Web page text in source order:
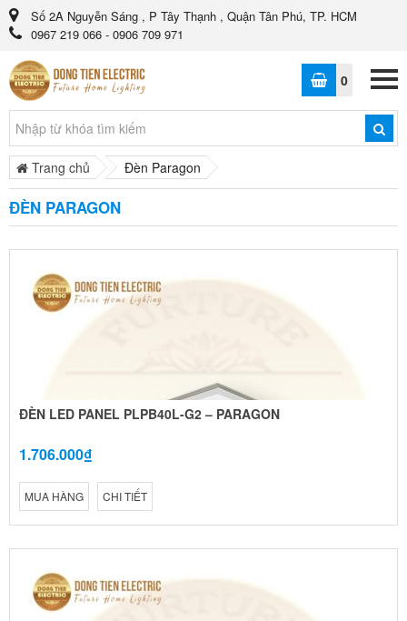
Số 2A Nguyễn Sáng , P Tây Thạnh , Quận Tân Phú, TP. HCM
0967 219 066 - 0906 709 971
0
Trang chủ Đèn Paragon
ĐÈN PARAGON
ĐÈN LED PANEL PLPB40L-G2 – PARAGON
1.706.000₫
MUA HÀNG CHI TIẾT